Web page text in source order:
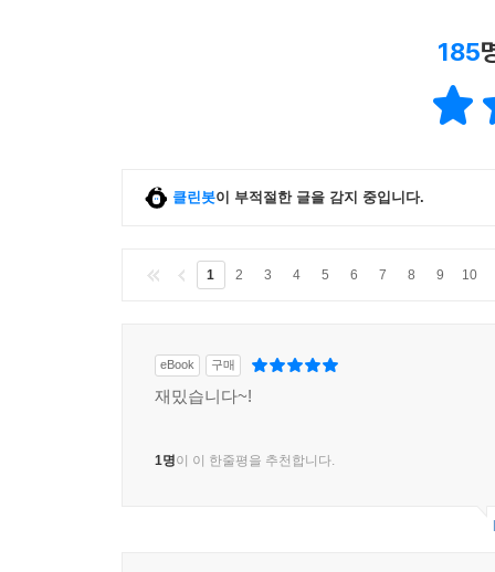
185
클린봇이 부적절한 글을 감지 중입니다.
1 2 3 4 5 6 7 8 9 10
eBook 구매
재밌습니다~!
1명이 이 한줄평을 추천합니다.